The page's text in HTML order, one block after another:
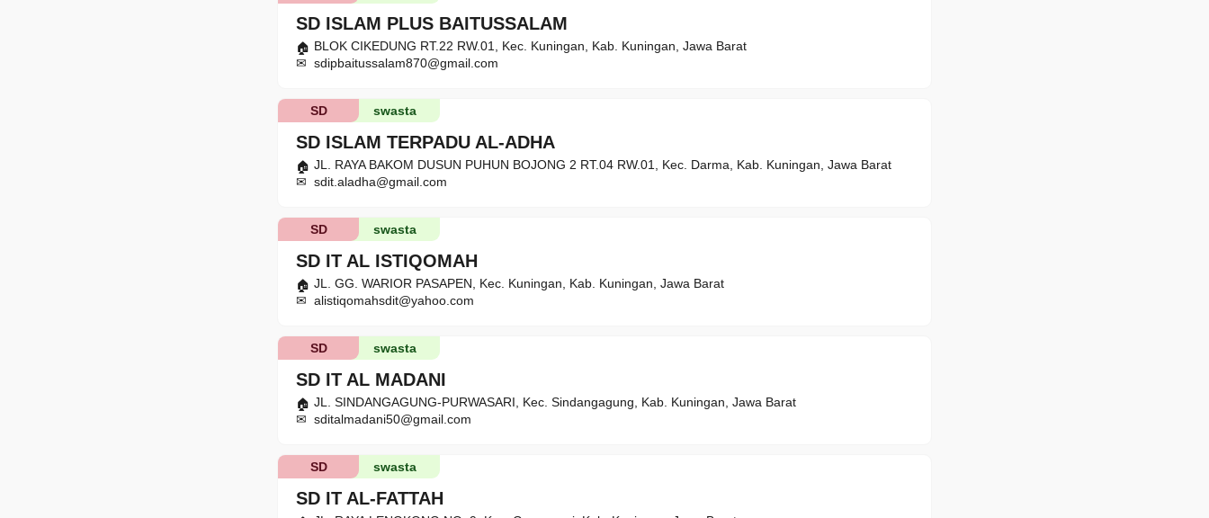
SD ISLAM PLUS BAITUSSALAM
BLOK CIKEDUNG RT.22 RW.01, Kec. Kuningan, Kab. Kuningan, Jawa Barat
sdipbaitussalam870@gmail.com
SD ISLAM TERPADU AL-ADHA
swasta
SD
JL. RAYA BAKOM DUSUN PUHUN BOJONG 2 RT.04 RW.01, Kec. Darma, Kab. Kuningan, Jawa Barat
sdit.aladha@gmail.com
SD IT AL ISTIQOMAH
swasta
SD
JL. GG. WARIOR PASAPEN, Kec. Kuningan, Kab. Kuningan, Jawa Barat
alistiqomahsdit@yahoo.com
SD IT AL MADANI
swasta
SD
JL. SINDANGAGUNG-PURWASARI, Kec. Sindangagung, Kab. Kuningan, Jawa Barat
sditalmadani50@gmail.com
SD IT AL-FATTAH
swasta
SD